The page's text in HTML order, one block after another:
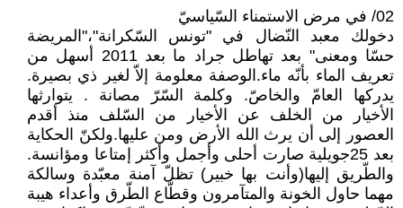
02/ في مرض الاستمناء السّياسيّ
دخولك معبد النّضال في "تونس السّكرانة"،"المريضة
حسّا ومعنى" بعد تهاطل جراد ما بعد 2011 أسهل من
تعريف الماء بأنّه ماء.الوصفة معلومة إلاّ لغير ذي بصيرة.
يدركها العامّ والخاصّ. وكلمة السّرّ مصانة . يتوارثها
الأخيار من الخلف عن الأخيار من السّلف منذ أقدم
العصور إلى أن يرث الله الأرض ومن عليها.ولكنّ الحكاية
بعد 25جويلية صارت أحلى وأجمل وأكثر إمتاعا ومؤانسة.
والطّريق إليها(وأنت بها خبير) تظلّ آمنة معبّدة وسالكة
مهما حاول الخونة والمتآمرون وقطّاع الطّرق وأعداء هيبة